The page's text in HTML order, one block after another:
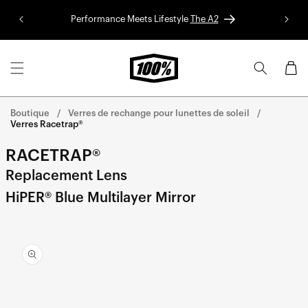
contenu
Performance Meets Lifestyle The A2
Panier
Boutique
Verres de rechange pour lunettes de soleil
Verres Racetrap®
RACETRAP®
Replacement Lens
HiPER® Blue Multilayer Mirror
informations
sur le